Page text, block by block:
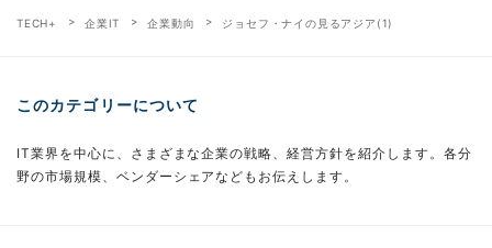
TECH+ 企業IT 企業動向 ジョセフ・ナイの見るアジア(1)
このカテゴリーについて
IT業界を中心に、さまざまな企業の戦略、経営方針を紹介します。各分
野の市場規模、ベンダーシェアなどもお伝えします。